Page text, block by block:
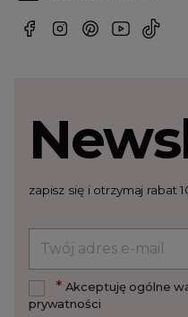
zapisz się i otrzymaj rabat
*Akceptuję ogólne
prywatności